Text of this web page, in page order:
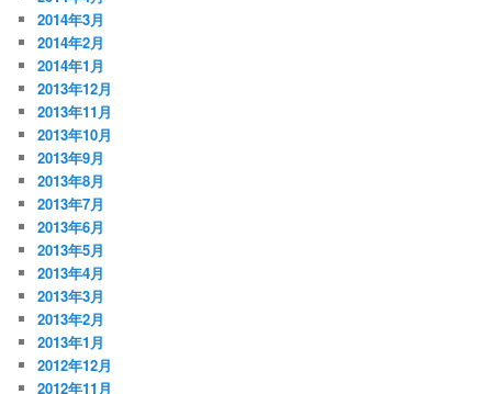
2014年3月
2014年2月
2014年1月
2013年12月
2013年11月
2013年10月
2013年9月
2013年8月
2013年7月
2013年6月
2013年5月
2013年4月
2013年3月
2013年2月
2013年1月
2012年12月
2012年11月